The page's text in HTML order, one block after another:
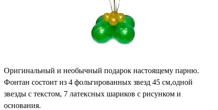
Оригинальный и необычный подарок настоящему парню.
Фонтан состоит из 4 фольгированных звезд 45 см,одной
звезды с текстом, 7 латексных шариков с рисунком и
основания.